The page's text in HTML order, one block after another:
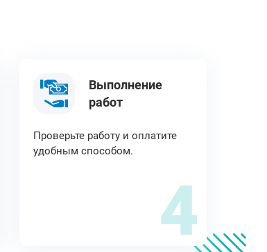
Выполнение
работ
Проверьте работу и оплатите
удобным способом.
4